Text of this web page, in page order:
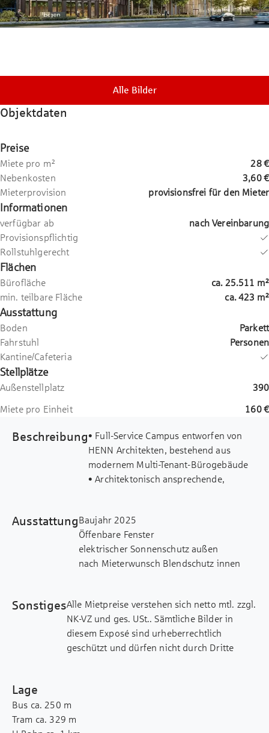
Alle Bilder
Objektdaten
Preise
Miete pro m²
28 €
Nebenkosten
3,60 €
Mieterprovision
provisionsfrei für den Mieter
Informationen
verfügbar ab
nach Vereinbarung
Provisionspflichtig
Rollstuhlgerecht
Flächen
Bürofläche ca. 25.511 m²
min. teilbare Fläche
ca.423 m²
Ausstattung
Boden
Parkett
Fahrstuhl
Personen
Kantine/Cafeteria
Stellplätze
Außenstellplatz 390
Miete pro Einheit 160 €
Beschreibung• Full-Service Campus entworfen von
HENN Architekten, bestehend aus
modernem Multi-Tenant-Bürogebäude
• Architektonisch ansprechende,
Messingtönen
• Exklusives Interiordesign-Konzept,
eigens entwickelt unter dem Motto
„High Tech meets High Touch“ vom
Raumkonzepte von Zellenstruktur bis
New Work
• Horizontal & vertikal kombinierbare
Flächen (House in House-Optionen)
AusstattungBaujahr 2025
Öffenbare Fenster
elektrischer Sonnenschutz außen
nach Mieterwunsch Blendschutz innen
Lichte Raumhöhe von 3,00 m - 4,30 m
Raumtiefe von 15,10 m - 20,80 m
Rastermass von 1,35 m
Personenaufzug vorhanden
SonstigesAlle Mietpreise verstehen sich netto mtl. zzgl.
NK-VZ und ges. USt.. Sämtliche Bilder in
diesem Exposé sind urheberrechtlich
geschützt und dürfen nicht durch Dritte
Angaben über das Objekt beruhen auf
Informationen des Vermieters. Eine Haftung
Lage
Bus ca. 250 m
Tram ca. 329 m